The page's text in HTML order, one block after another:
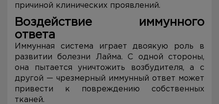
причиной клинических проявлений.
Воздействие иммунного
ответа
Иммунная система играет двоякую роль в
развитии болезни Лайма. С одной стороны,
она пытается уничтожить возбудителя, а с
другой — чрезмерный иммунный ответ может
привести к повреждению собственных
тканей.